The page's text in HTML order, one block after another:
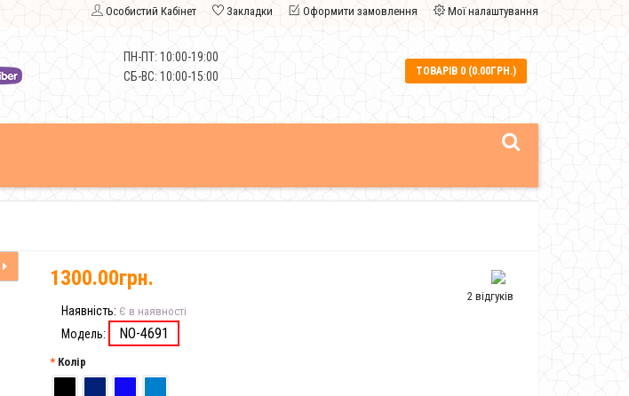
Особистий Кабінет Закладки Оформити замовлення Мої налаштування
ПН-ПТ: 10:00-19:00
СБ-ВС: 10:00-15:00
ТОВАРІВ 0 (0.00ГРН.)
2 відгуків
1300.00грн.
Наявність: Є в наявності
Модель: NO-4691
Колір